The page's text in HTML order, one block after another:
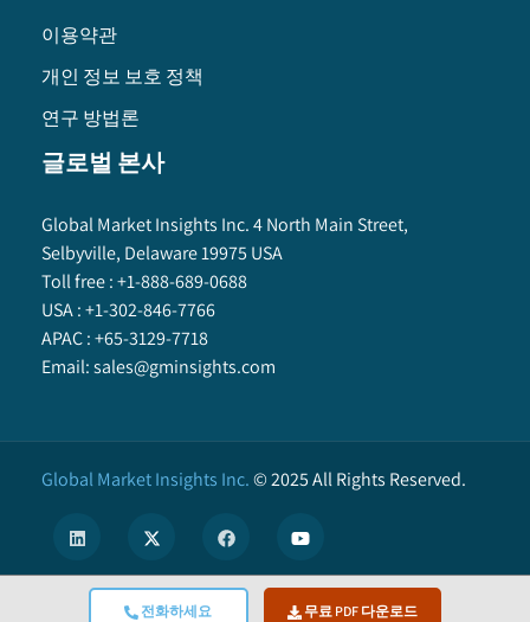
전화하세요 무료 PDF 다운로드
이용약관
개인 정보 보호 정책
연구 방법론
글로벌 본사
Global Market Insights Inc. 4 North Main Street,
Selbyville, Delaware 19975 USA
Toll free :+1-888-689-0688
USA :+1-302-846-7766
APAC :+65-3129-7718
Email:sales@gminsights.com
Global Market Insights Inc.©2025All Rights Reserved.
We use cookies to enhance user experience. (Privacy Policy